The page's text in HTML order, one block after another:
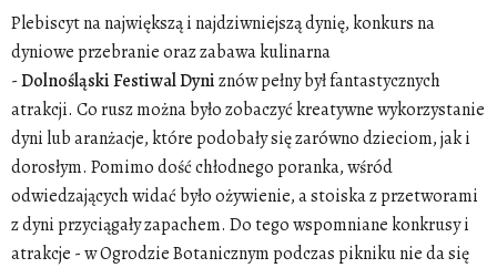
Plebiscyt na największą i najdziwniejszą dynię, konkurs na
dyniowe przebranie oraz zabawa kulinarna
-Dolnośląski Festiwal Dyniznów pełny był fantastycznych
atrakcji. Co rusz można było zobaczyć kreatywne wykorzystanie
dyni lub aranżacje, które podobały się zarówno dzieciom, jak i
dorosłym. Pomimo dość chłodnego poranka, wśród
odwiedzających widać było ożywienie, a stoiska z przetworami
z dyni przyciągały zapachem. Do tego wspomniane konkrusy i
atrakcje - w Ogrodzie Botanicznym podczas pikniku nie da się